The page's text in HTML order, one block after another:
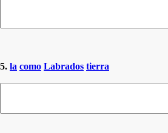
5. la como Labrados tierra